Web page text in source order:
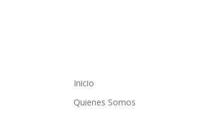
Inicio
Quienes Somos